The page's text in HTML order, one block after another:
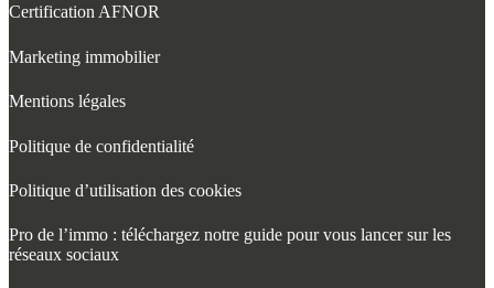
Certification AFNOR
Marketing immobilier
Mentions légales
Politique de confidentialité
Politique d’utilisation des cookies
Pro de l’immo : téléchargez notre guide pour vous lancer sur les
réseaux sociaux